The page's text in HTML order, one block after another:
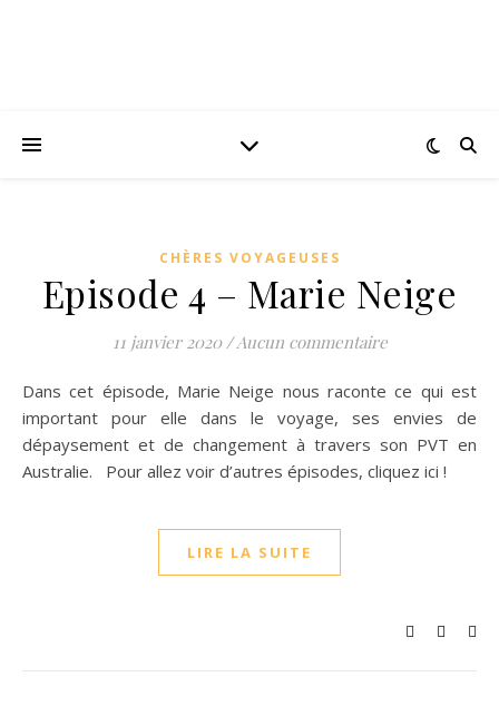
CHÈRES VOYAGEUSES
Episode 4 – Marie Neige
11 janvier 2020 /Aucun commentaire
Dans cet épisode, Marie Neige nous raconte ce qui est
important pour elle dans le voyage, ses envies de
dépaysement et de changement à travers son PVT en
Australie. Pour allez voir d’autres épisodes, cliquez ici !
LIRE LA SUITE